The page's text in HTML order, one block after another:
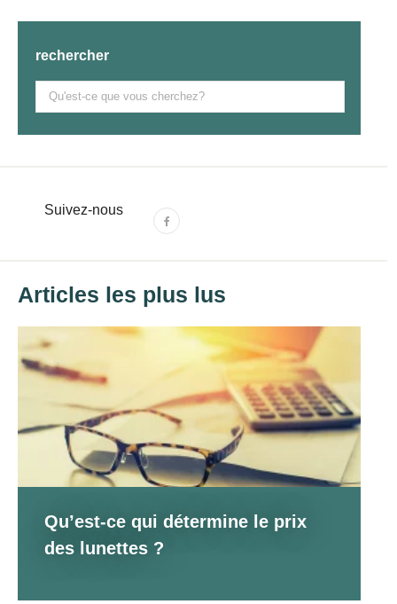
rechercher
Zoek
naar:
Suivez-nous
F
a
b
Articles les plus lus
Qu’est-ce qui détermine le prix
des lunettes ?